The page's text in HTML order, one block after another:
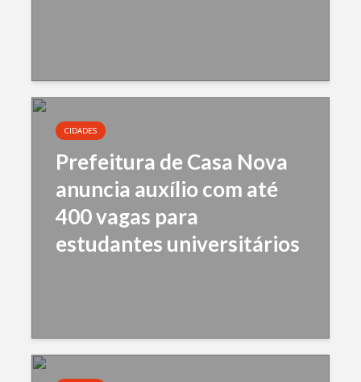
CIDADES
Prefeitura de Casa Nova
anuncia auxílio com até
400 vagas para
estudantes universitários